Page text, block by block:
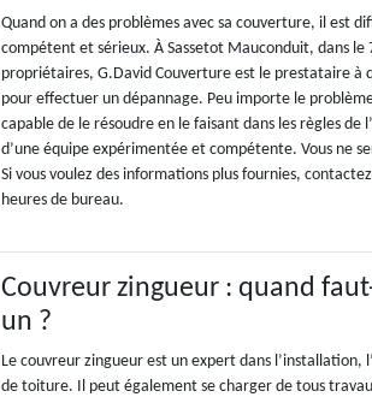
Quand on a des problèmes avec sa couverture, il est
compétent et sérieux. À Sassetot Mauconduit, dans le
propriétaires, G.David Couverture est le prestataire à
pour effectuer un dépannage. Peu importe le
capable de le résoudre en le faisant dans les règles de
d’une équipe expérimentée et compétente. Vous ne
Si vous voulez des informations plus fournies,
heures de bureau.
Couvreur zingueur : quand
un ?
Le couvreur zingueur est un expert dans
de toiture. Il peut également se charger de tous